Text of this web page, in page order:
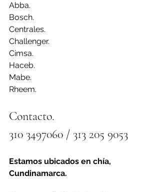
Abba.
Bosch.
Centrales.
Challenger.
Cimsa.
Haceb.
Mabe.
Rheem.
Contacto.
310 3497060 / 313 205 9053
Estamos ubicados en chía,
Cundinamarca.